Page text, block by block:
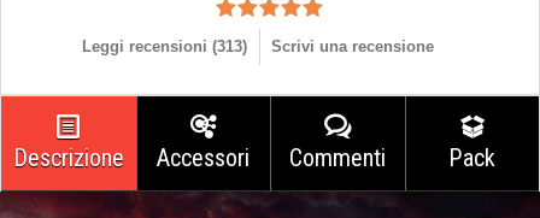
Leggi recensioni (313) Scrivi una recensione
Descrizione Accessori Commenti Pack